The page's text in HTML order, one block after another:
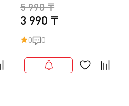
3 990 ₸
5 990 ₸
0 0